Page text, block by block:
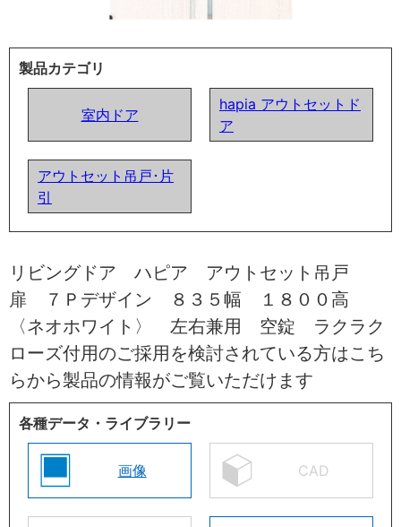
製品カテゴリ
室内ドア
hapia アウトセットド
ア
アウトセット吊戸･片
引
リビングドア ハピア アウトセット吊戸
扉 ７Ｐデザイン ８３５幅 １８００高
〈ネオホワイト〉 左右兼用 空錠 ラクラク
ローズ付用のご採用を検討されている方はこち
らから製品の情報がご覧いただけます
各種データ・ライブラリー
画像 CAD